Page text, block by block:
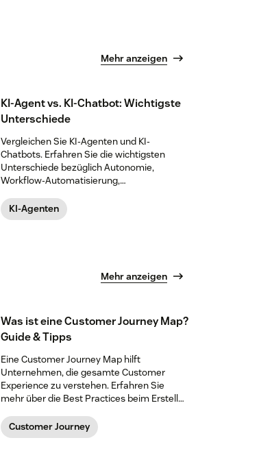
Mehr anzeigen
KI-Agent vs. KI-Chatbot: Wichtigste
Unterschiede
Vergleichen Sie KI-Agenten und KI-
Chatbots. Erfahren Sie die wichtigsten
Unterschiede bezüglich Autonomie,
Workflow-Automatisierung,
und EX-Ergebnisse verbessern.
KI-Agenten
Mehr anzeigen
Was ist eine Customer Journey Map?
Guide & Tipps
Eine Customer Journey Map hilft
Unternehmen, die gesamte Customer
Experience zu verstehen. Erfahren Sie
mehr über die Best Practices beim Erstellen
herunter.
Customer Journey